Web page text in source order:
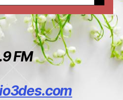
FM